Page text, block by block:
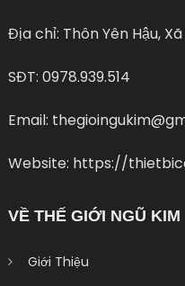
Địa chỉ: Thôn Yên Hậu,
SĐT: 0978.939.514
Email:
Website: https://
VỀ THẾ GIỚI NGŨ KIM
Giới Thiệu